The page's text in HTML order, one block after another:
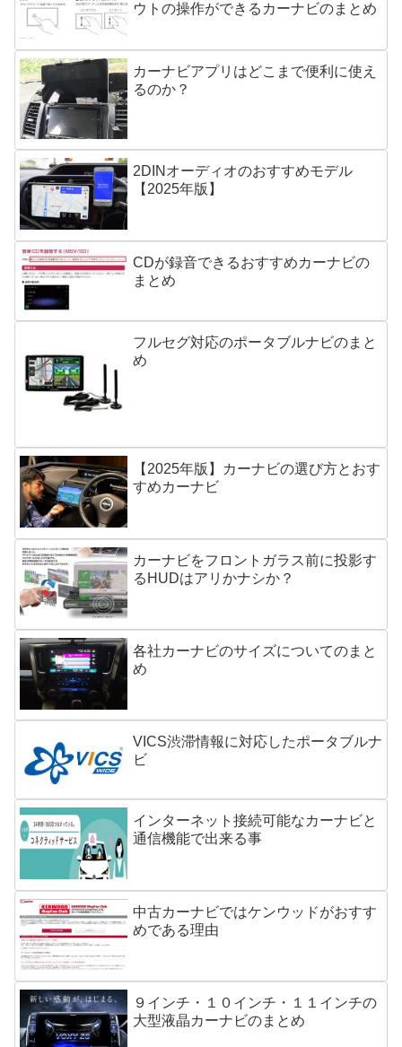
ウトの操作ができるカーナビのまとめ
カーナビアプリはどこまで便利に使え
るのか？
2DINオーディオのおすすめモデル
【2025年版】
CDが録音できるおすすめカーナビの
まとめ
フルセグ対応のポータブルナビのまと
め
【2025年版】カーナビの選び方とおす
すめカーナビ
カーナビをフロントガラス前に投影す
るHUDはアリかナシか？
各社カーナビのサイズについてのまと
め
VICS渋滞情報に対応したポータブルナ
ビ
インターネット接続可能なカーナビと
通信機能で出来る事
中古カーナビではケンウッドがおすす
めである理由
９インチ・１０インチ・１１インチの
大型液晶カーナビのまとめ